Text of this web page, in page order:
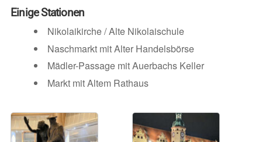
Einige Stationen
Nikolaikirche / Alte Nikolaischule
Naschmarkt mit Alter Handelsbörse
Mädler-Passage mit Auerbachs Keller
Markt mit Altem Rathaus